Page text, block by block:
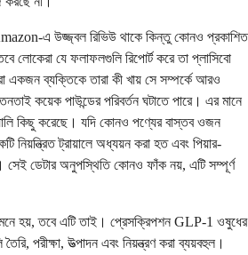
এ উজ্জ্বল রিভিউ থাকে কিন্তু কোনও প্রকাশিত
লোকেরা যে ফলাফলগুলি রিপোর্ট করে তা প্লাসিবো
একজন ব্যক্তিকে তারা কী খায় সে সম্পর্কে আরও
কয়েক পাউন্ডের পরিবর্তন ঘটাতে পারে। এর মানে
কিছু করেছে। যদি কোনও পণ্যের বাস্তব ওজন
নিয়ন্ত্রিত ট্রায়ালে অধ্যয়ন করা হত এবং পিয়ার-
সেই ডেটার অনুপস্থিতি কোনও ফাঁক নয়, এটি সম্পূর্ণ
মনে হয়, তবে এটি তাই। প্রেসক্রিপশন GLP-1 ওষুধের
পরীক্ষা, উত্পাদন এবং নিয়ন্ত্রণ করা ব্যয়বহুল।